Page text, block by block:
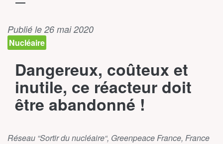
Publié le 26 mai 2020
Nucléaire
Dangereux, coûteux et
inutile, ce réacteur doit
être abandonné !
Réseau “Sortir du nucléaire“, Greenpeace France, France